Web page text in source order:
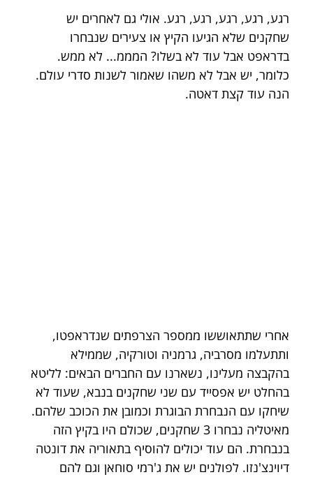
רגע, רגע, רגע, רגע, רגע. אולי גם לאחרים יש
שחקנים שלא הגיעו הקיץ או צעירים שנבחרו
בדראפט אבל עוד לא בשלו? המממ... לא ממש.
כלומר, יש אבל לא משהו שאמור לשנות סדרי עולם.
הנה עוד קצת דאטה.
אחרי שתתאוששו ממספר הצרפתים שנדראפטו,
ותתעלמו מסרביה, גרמניה וטורקיה, שממילא
בהקבצה מעלינו, נשארנו עם החברים הבאים: לליטא
בהחלט יש אפסייד עם שני שחקנים בנבא, שעוד לא
שיחקו עם הנבחרת הבוגרת וכמובן את הכוכב שלהם.
מאיטליה נבחרו 3 שחקנים, שכולם היו בקיץ הזה
בנבחרת. הם עוד יכולים להוסיף בתאוריה את דונטה
דיוינצ'נזו. לפולנים יש את ג'רמי סוחאן וגם להם